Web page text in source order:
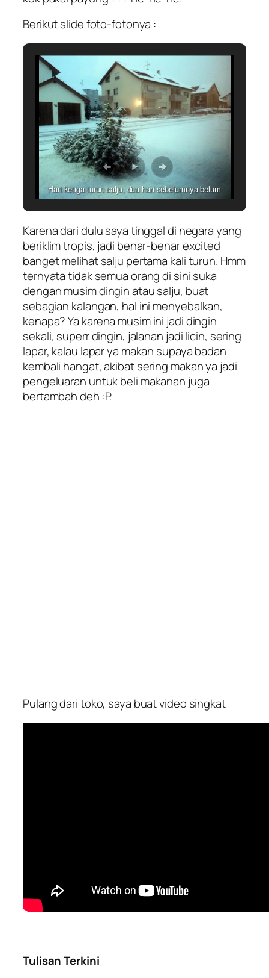
Berikut slide foto-fotonya :
Hari ketiga turun salju, dua hari sebelumnya belum
Karena dari dulu saya tinggal di negara yang
beriklim tropis, jadi benar-benarexcited
banget melihat salju pertama kali turun. Hmm
ternyata tidak semua orang di sini suka
dengan musim dingin atau salju, buat
sebagian kalangan, hal ini menyebalkan,
kenapa? Ya karena musim ini jadi dingin
sekali, superr dingin, jalanan jadi licin, sering
lapar, kalau lapar ya makan supaya badan
kembali hangat, akibat sering makan ya jadi
pengeluaran untuk beli makanan juga
bertambah deh :P.
Pulang dari toko, saya buat video singkat
Tulisan Terkini